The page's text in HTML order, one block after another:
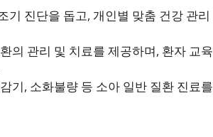
기 진단을 돕고, 개인별 맞춤 건강 관리
의 관리 및 치료를 제공하며, 환자 교육
기, 소화불량 등 소아 일반 질환 진료를